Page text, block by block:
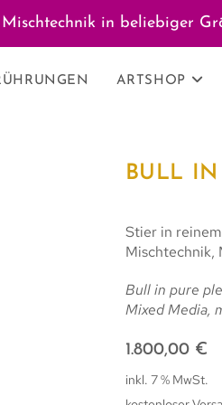
in beliebiger
ARTSHOP
BULL IN
Stier in
Mischtechnik,
Bull in pure
Mixed Media,
1.800,00 €
inkl. 7 % MwSt.